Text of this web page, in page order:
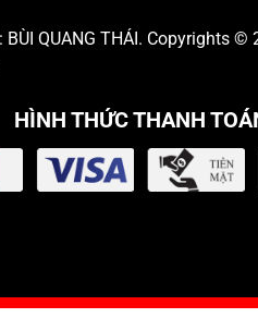
QUANG THÁI. Copyrights ©
HÌNH THỨC THANH